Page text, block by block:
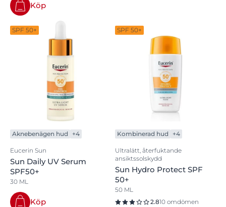
Köp
SPF 50+
Aknebenägen hud +4
Eucerin Sun
Sun Daily UV Serum
SPF50+
30 ML
Köp
SPF 50+
Kombinerad hud +4
Ultralätt, återfuktande
ansiktssolskydd
Sun Hydro Protect SPF
50+
50 ML
2.810 omdömen